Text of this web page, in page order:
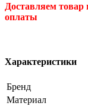
Доставляем товар
оплаты
Характеристики
Бренд
Материал